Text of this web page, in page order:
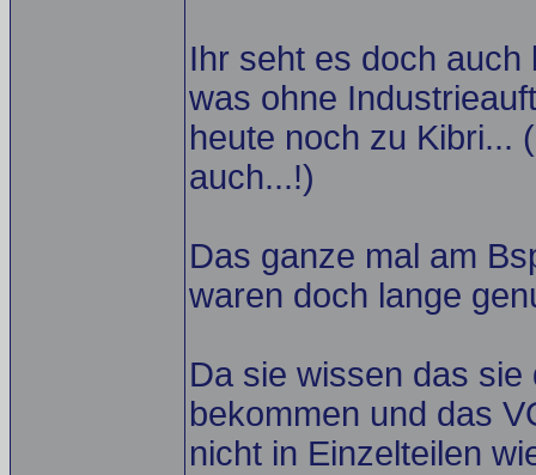
Ihr seht es doch
was ohne
heute noch zu Kibri...
auch...!)
Das ganze mal am
waren doch lange
Da sie wissen das
bekommen und das
nicht in Einzelteilen